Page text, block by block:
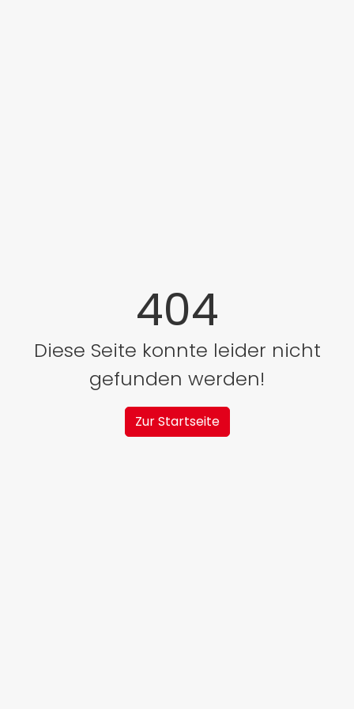
404
Diese Seite konnte leider nicht
gefunden werden!
Zur Startseite